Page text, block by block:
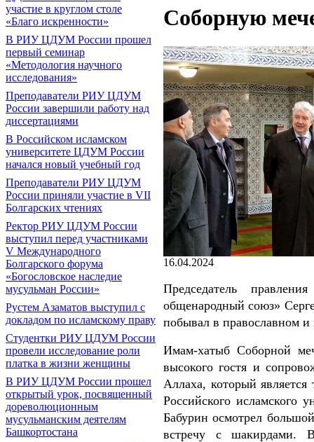
участие в круглом столе
«Благо искренности»
В РИУ ЦДУМ России прошел
первый семинар
«Методология научного
исследования»
Преподаватели РИУ ЦДУМ
России завершили работу над
диссертациями
В Российском исламском
университете ЦДУМ России
начался новый учебный год
Преподаватели РИУ ЦДУМ
России приняли участие в VII
Болгарских чтениях
Ректор РИУ ЦДУМ России
выступил перед участниками
V Международного
Болгарского форума
«Богословское наследие
мусульман России»
Рустем Азаматов выступил с
докладом по исламскому праву
Студентки РИУ ЦДУМ России
провели исследование роли
платка в жизни женщины
В РИУ ЦДУМ России прошел
открытый урок, посвященный
дореволюционным
мусульманским деятелям
Башкортостана
Соборную
16.04.2024
Председатель
общенародный союз»
побывал в православном
Имам-хатыб Соборной
высокого гостя и
Аллаха, который
Российского исламского
Бабурин осмотрел
встречу с шакирдами.